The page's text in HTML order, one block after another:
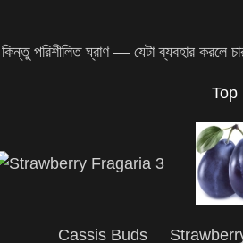
কিন্তু পরিশীলিত ঘ্রাণ — যেটা ব্যবহার করলে
Top
Cassis Buds